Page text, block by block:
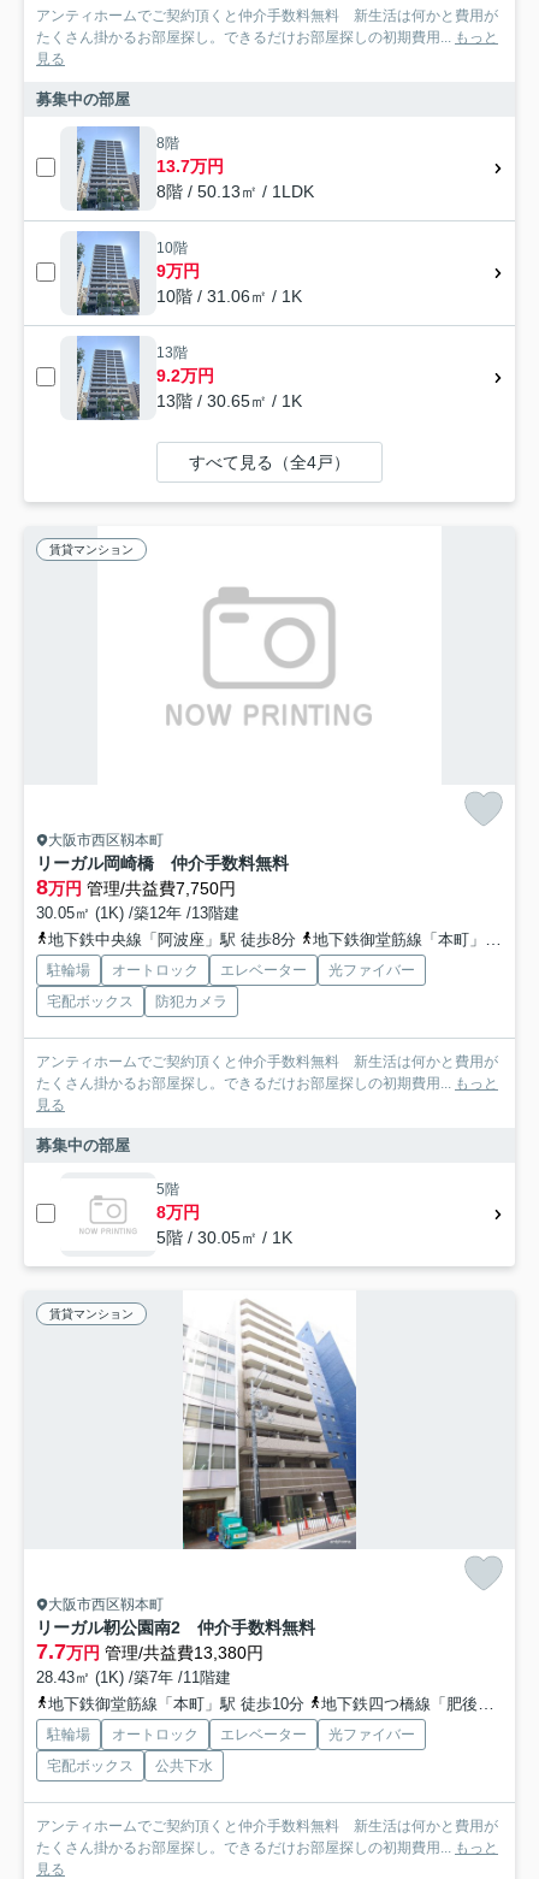
アンティホームでご契約頂くと仲介手数料無料 新生活は何かと費用が
たくさん掛かるお部屋探し。できるだけお部屋探しの初期費用...
もっと
見る
募集中の部屋
8階
13.7万円
8階 / 50.13㎡ / 1LDK
10階
9万円
10階 / 31.06㎡ / 1K
13階
9.2万円
13階 / 30.65㎡ / 1K
すべて見る（全4戸）
賃貸マンション
大阪市西区靱本町
リーガル岡崎橋 仲介手数料無料
8万円 管理/共益費7,750円
30.05㎡ (1K) /築12年 /13階建
地下鉄中央線「阿波座」駅 徒歩8分
地下鉄御堂筋線「本町」駅 徒歩12分
駐輪場 オートロック エレベーター
光ファイバー
宅配ボックス
防犯カメラ
アンティホームでご契約頂くと仲介手数料無料 新生活は何かと費用が
たくさん掛かるお部屋探し。できるだけお部屋探しの初期費用...
もっと
見る
募集中の部屋
5階
8万円
5階 / 30.05㎡ / 1K
賃貸マンション
大阪市西区靱本町
リーガル靭公園南2 仲介手数料無料
7.7万円 管理/共益費13,380円
28.43㎡ (1K) /築7年 /11階建
地下鉄御堂筋線「本町」駅 徒歩10分
地下鉄四つ橋線「肥後橋」駅 徒歩9分
駐輪場 オートロック エレベーター
光ファイバー
宅配ボックス
公共下水
アンティホームでご契約頂くと仲介手数料無料 新生活は何かと費用が
たくさん掛かるお部屋探し。できるだけお部屋探しの初期費用...
もっと
見る